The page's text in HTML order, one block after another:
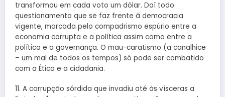
transformou em cada voto um dólar. Daí todo
questionamento que se faz frente à democracia
vigente, marcada pelo compadrismo espúrio entre a
economia corrupta e a política assim como entre a
política e a governança. O mau-caratismo (a canalhice
– um mal de todos os tempos) só pode ser combatido
com a Ética e a cidadania.
11. A corrupção sórdida que invadiu até às vísceras a